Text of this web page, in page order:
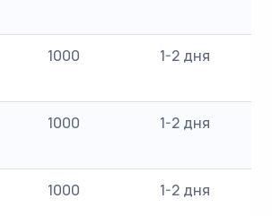
1000 1-2 дня
1000 1-2 дня
1000 1-2 дня